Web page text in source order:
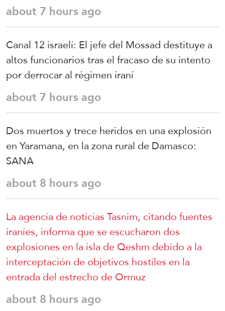
about 7 hours ago
Canal 12 israelí: El jefe del Mossad destituye a
altos funcionarios tras el fracaso de su intento
por derrocar al régimen iraní
about 7 hours ago
Dos muertos y trece heridos en una explosión
en Yaramana, en la zona rural de Damasco:
SANA
about 8 hours ago
La agencia de noticias Tasnim, citando fuentes
iraníes, informa que se escucharon dos
explosiones en la isla de Qeshm debido a la
interceptación de objetivos hostiles en la
entrada del estrecho de Ormuz
about 8 hours ago